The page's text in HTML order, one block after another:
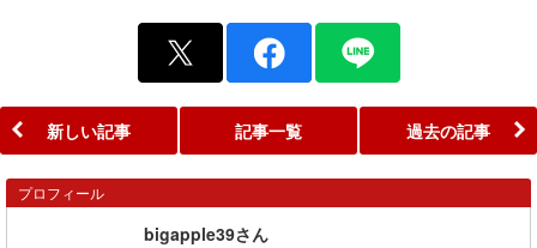
新しい記事 記事一覧 過去の記事
プロフィール
bigapple39さん